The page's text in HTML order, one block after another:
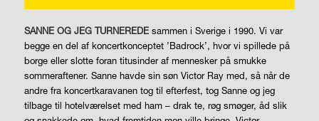
SANNE OG JEG TURNEREDEsammen i Sverige i 1990. Vi var
begge en del af koncertkonceptet ’Badrock’, hvor vi spillede på
borge eller slotte foran titusinder af mennesker på smukke
sommeraftener. Sanne havde sin søn Victor Ray med, så når de
andre fra koncertkaravanen tog til efterfest, tog Sanne og jeg
tilbage til hotelværelset med ham – drak te, røg smøger, åd slik